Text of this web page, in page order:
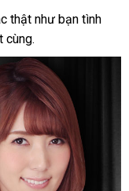
thật như bạn tình
cùng.